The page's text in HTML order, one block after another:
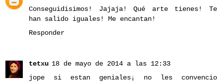
Conseguidisimos! Jajaja! Qué arte tienes! Te
han salido iguales! Me encantan!
Responder
tetxu 18 de mayo de 2014 a las 12:33
jope si estan geniales¡ no les convencio